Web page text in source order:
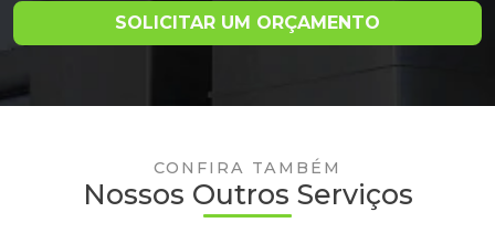
SOLICITAR UM ORÇAMENTO
CONFIRA TAMBÉM
Nossos Outros Serviços